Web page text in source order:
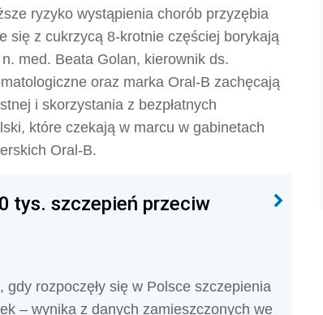
ryzyko wystąpienia chorób przyzębia
się z cukrzycą 8-krotnie częściej borykają
med. Beata Golan, kierownik ds.
oraz marka Oral-B zachęcają
i skorzystania z bezpłatnych
które czekają w marcu w gabinetach
Oral-B.
tys. szczepień przeciw
rozpoczęły się w Polsce szczepienia
– wynika z danych zamieszczonych we